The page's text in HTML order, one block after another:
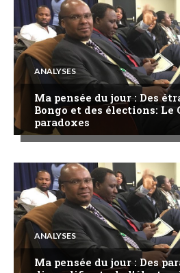
ANALYSES
Ma pensée du jour : Des
Bongo et des élections: Le
paradoxes
ANALYSES
Ma pensée du jour : Des